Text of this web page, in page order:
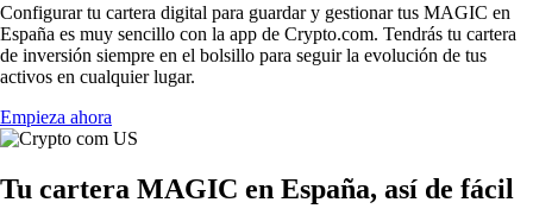
Configurar tu cartera digital para guardar y gestionar tus MAGIC en
España es muy sencillo con la app de Crypto.com. Tendrás tu cartera
de inversión siempre en el bolsillo para seguir la evolución de tus
activos en cualquier lugar.
Empieza ahora
Tu cartera MAGIC en España, así de fácil